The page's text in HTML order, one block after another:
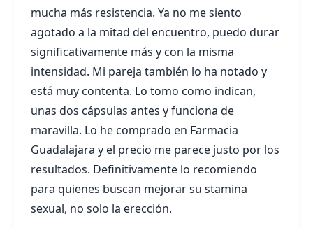
mucha más resistencia. Ya no me siento
agotado a la mitad del encuentro, puedo durar
significativamente más y con la misma
intensidad. Mi pareja también lo ha notado y
está muy contenta. Lo tomo como indican,
unas dos cápsulas antes y funciona de
maravilla. Lo he comprado en Farmacia
Guadalajara y el precio me parece justo por los
resultados. Definitivamente lo recomiendo
para quienes buscan mejorar su stamina
sexual, no solo la erección.